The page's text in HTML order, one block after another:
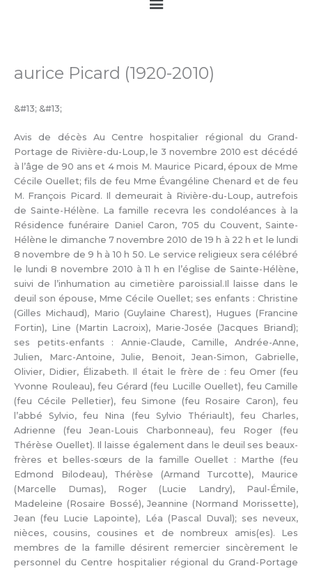
aurice Picard (1920-2010)
&#13; &#13;
Avis de décès Au Centre hospitalier régional du Grand-
Portage de Rivière-du-Loup, le 3 novembre 2010 est décédé
à l’âge de 90 ans et 4 mois M. Maurice Picard, époux de Mme
Cécile Ouellet; fils de feu Mme Évangéline Chenard et de feu
M. François Picard. Il demeurait à Rivière-du-Loup, autrefois
de Sainte-Hélène. La famille recevra les condoléances à la
Résidence funéraire Daniel Caron, 705 du Couvent, Sainte-
Hélène le dimanche 7 novembre 2010 de 19 h à 22 h et le lundi
8 novembre de 9 h à 10 h 50. Le service religieux sera célébré
le lundi 8 novembre 2010 à 11 h en l’église de Sainte-Hélène,
suivi de l’inhumation au cimetière paroissial.Il laisse dans le
deuil son épouse, Mme Cécile Ouellet; ses enfants : Christine
(Gilles Michaud), Mario (Guylaine Charest), Hugues (Francine
Fortin), Line (Martin Lacroix), Marie-Josée (Jacques Briand);
ses petits-enfants : Annie-Claude, Camille, Andrée-Anne,
Julien, Marc-Antoine, Julie, Benoit, Jean-Simon, Gabrielle,
Olivier, Didier, Élizabeth. Il était le frère de : feu Omer (feu
Yvonne Rouleau), feu Gérard (feu Lucille Ouellet), feu Camille
(feu Cécile Pelletier), feu Simone (feu Rosaire Caron), feu
l’abbé Sylvio, feu Nina (feu Sylvio Thériault), feu Charles,
Adrienne (feu Jean-Louis Charbonneau), feu Roger (feu
Thérèse Ouellet). Il laisse également dans le deuil ses beaux-
frères et belles-sœurs de la famille Ouellet : Marthe (feu
Edmond Bilodeau), Thérèse (Armand Turcotte), Maurice
(Marcelle Dumas), Roger (Lucie Landry), Paul-Émile,
Madeleine (Rosaire Bossé), Jeannine (Normand Morissette),
Jean (feu Lucie Lapointe), Léa (Pascal Duval); ses neveux,
nièces, cousins, cousines et de nombreux amis(es). Les
membres de la famille désirent remercier sincèrement le
personnel du Centre hospitalier régional du Grand-Portage